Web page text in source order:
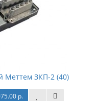
Меттем ЗКП-2 (40)
р.